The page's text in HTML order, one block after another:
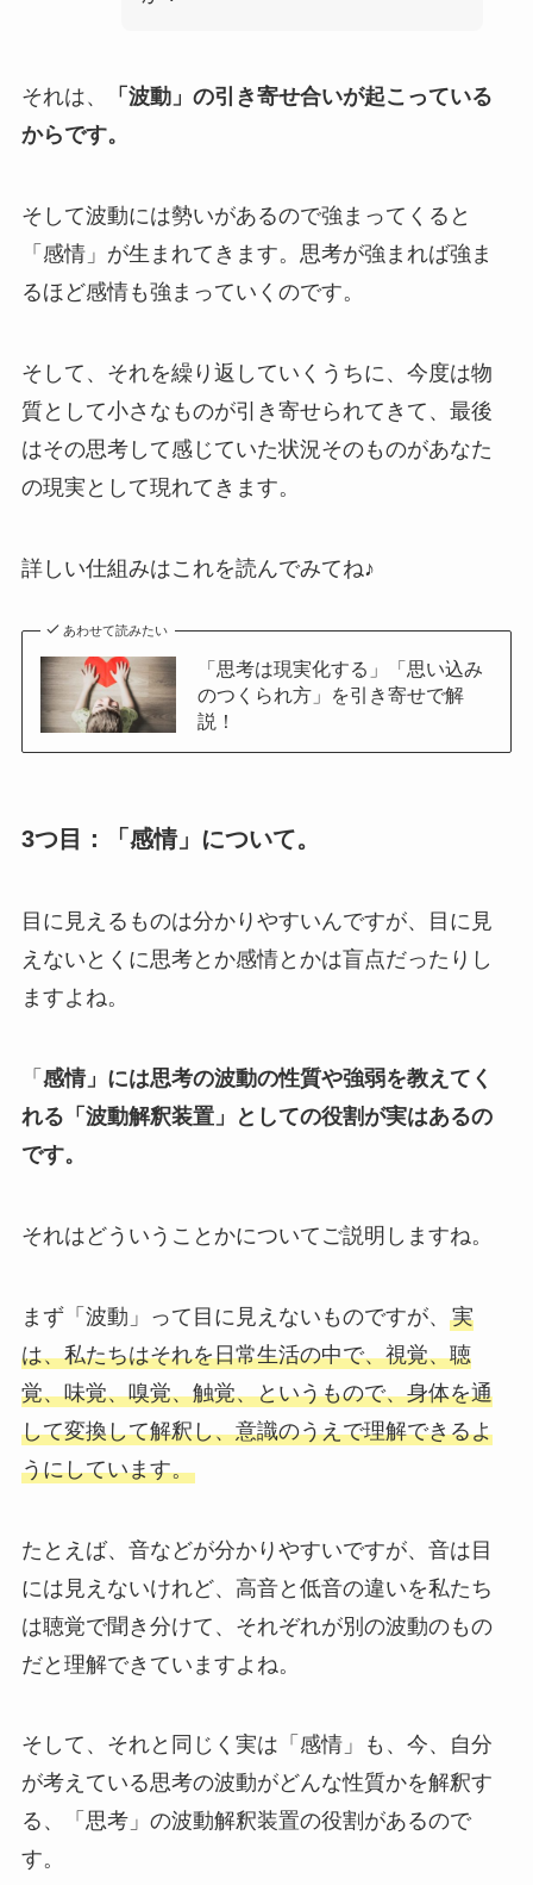
それは、
「波動」の引き寄せ合いが起こっている
からです。
そして波動には勢いがあるので強まってくると
「感情」が生まれてきます。思考が強まれば強ま
るほど感情も強まっていくのです。
そして、それを繰り返していくうちに、今度は物
質として小さなものが引き寄せられてきて、最後
はその思考して感じていた状況そのものがあなた
の現実として現れてきます。
詳しい仕組みはこれを読んでみてね♪
あわせて読みたい
「思考は現実化する」「思い込み
のつくられ方」を引き寄せで解
説！
3つ目：「感情」について。
目に見えるものは分かりやすいんですが、目に見
えないとくに思考とか感情とかは盲点だったりし
ますよね。
「 感情」には思考の波動の性質や強弱を教えてく
れる「波動解釈装置」としての役割が実はあるの
です。
それはどういうことかについてご説明しますね。
まず「波動」って目に見えないものですが、 実
は、私たちはそれを日常生活の中で、視覚、聴
覚、味覚、嗅覚、触覚、というもので、身体を通
して変換して解釈し、意識のうえで理解できるよ
うにしています。
たとえば、音などが分かりやすいですが、音は目
には見えないけれど、高音と低音の違いを私たち
は聴覚で聞き分けて、それぞれが別の波動のもの
だと理解できていますよね。
そして、それと同じく実は「感情」も、今、自分
が考えている思考の波動がどんな性質かを解釈す
る、「思考」の波動解釈装置の役割があるので
す。